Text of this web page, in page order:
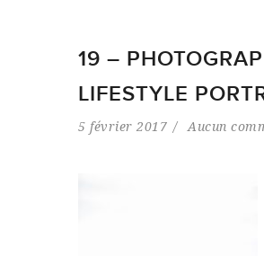
19 –
LIFESTYLE
5 février 2017 Aucun